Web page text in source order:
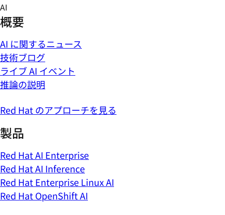
Skip
to
content
AI
概要
AI に関するニュース
技術ブログ
ライブ AI イベント
推論の説明
Red Hat のアプローチを見る
製品
Red Hat AI Enterprise
Red Hat AI Inference
Red Hat Enterprise Linux AI
Red Hat OpenShift AI